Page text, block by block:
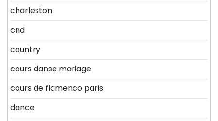
charleston
cnd
country
cours danse mariage
cours de flamenco paris
dance